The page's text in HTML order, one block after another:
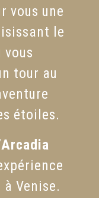
vous une
le
tour au
étoiles.
Venise.